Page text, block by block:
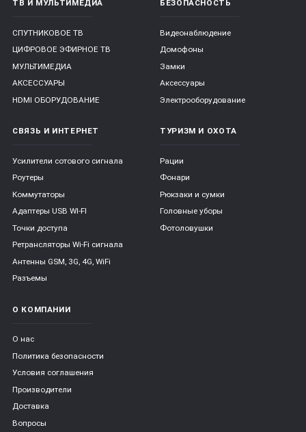
ТВ И МУЛЬТИМЕДИА
СПУТНИКОВОЕ ТВ
ЦИФРОВОЕ ЭФИРНОЕ ТВ
МУЛЬТИМЕДИА
АКСЕССУАРЫ
HDMI ОБОРУДОВАНИЕ
БЕЗОПАСНОСТЬ
Видеонаблюдение
Домофоны
Замки
Аксессуары
Электрооборудование
СВЯЗЬ И ИНТЕРНЕТ
Усилители сотового сигнала
Роутеры
Коммутаторы
Адаптеры USB WI-FI
Точки доступа
Ретрансляторы Wi-Fi сигнала
Антенны GSM, 3G, 4G, WiFi
Разъемы
ТУРИЗМ И ОХОТА
Рации
Фонари
Рюкзаки и сумки
Головные уборы
Фотоловушки
О КОМПАНИИ
О нас
Политика безопасности
Условия соглашения
Производители
Доставка
Вопросы